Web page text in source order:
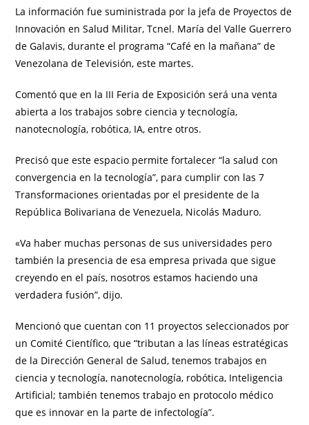
La información fue suministrada por la jefa de Proyectos de
Innovación en Salud Militar, Tcnel. María del Valle Guerrero
de Galavis, durante el programa “Café en la mañana” de
Venezolana de Televisión, este martes.
Comentó que en la III Feria de Exposición será una venta
abierta a los trabajos sobre ciencia y tecnología,
nanotecnología, robótica, IA, entre otros.
Precisó que este espacio permite fortalecer “la salud con
convergencia en la tecnología”, para cumplir con las 7
Transformaciones orientadas por el presidente de la
República Bolivariana de Venezuela, Nicolás Maduro.
«Va haber muchas personas de sus universidades pero
también la presencia de esa empresa privada que sigue
creyendo en el país, nosotros estamos haciendo una
verdadera fusión”, dijo.
Mencionó que cuentan con 11 proyectos seleccionados por
un Comité Científico, que “tributan a las líneas estratégicas
de la Dirección General de Salud, tenemos trabajos en
ciencia y tecnología, nanotecnología, robótica, Inteligencia
Artificial; también tenemos trabajo en protocolo médico
que es innovar en la parte de infectología”.